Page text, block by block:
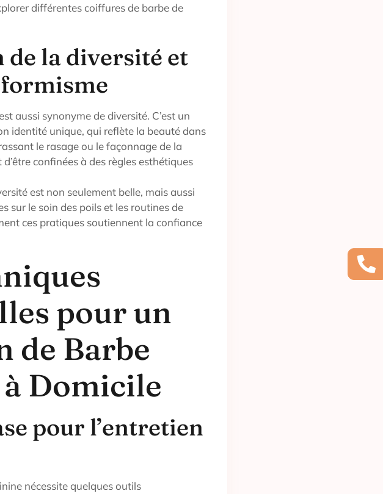
différentes coiffures de barbe de
la diversité et
aussi synonyme de diversité. C’est un
identité unique, qui reflète la beauté dans
le rasage ou le façonnage de la
confinées à des règles esthétiques
est non seulement belle, mais aussi
sur le soin des poils et les routines de
ces pratiques soutiennent la confiance
pour un
de Barbe
Domicile
pour l’entretien
nécessite quelques outils